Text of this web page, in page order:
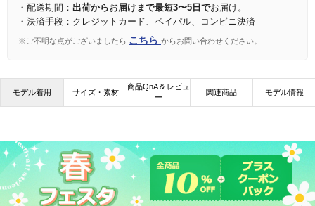
・配送期間： 出荷からお届けまで最短3〜5日でお届け。
・決済手段：クレジットカード、ペイパル、コンビニ決済
※ご不明な点がございましたら こちら からお問い合わせください。
モデル着用 サイズ・素材
商品QnA & レビュ
ー
関連商品 モデル情報